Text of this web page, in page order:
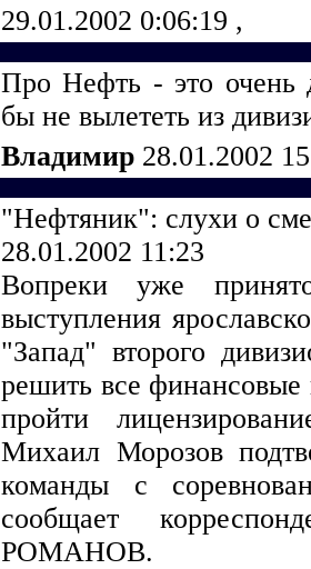
29.01.2002 0:06:19 ,
Про Нефть - это очень
бы не вылететь из
Владимир 28.01.2002
"Нефтяник": слухи о
28.01.2002 11:23
Вопреки уже
выступления
"Запад" второго
решить все
пройти
Михаил Морозов
команды с
сообщает
РОМАНОВ.